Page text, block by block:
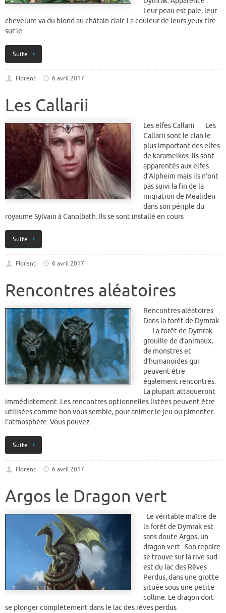
Leur peau est pale, leur
chevelure va du blond au châtain clair. La couleur de leurs yeux tire
sur le
Suite
Florent 6 avril 2017
Les Callarii
Les elfes Callarii Les
Callarii sont le clan le
plus important des elfes
de karameikos. Ils sont
apparentés aux elfes
d’Alpheim mais ils n’ont
pas suivi la fin de la
migration de Mealiden
dans son périple du
royaume Sylvain à Canolbath. Ils se sont installé en cours
Suite
Florent 6 avril 2017
Rencontres aléatoires
Rencontres aléatoires
Dans la forêt de Dymrak
La forêt de Dymrak
grouille de d’animaux,
de monstres et
d’humanoïdes qui
peuvent être
également rencontrés.
La plupart attaqueront
immédiatement. Les rencontres optionnelles listées peuvent être
utilisées comme bon vous semble, pour animer le jeu ou pimenter
l’atmosphère. Vous pouvez
Suite
Florent 6 avril 2017
Argos le Dragon vert
Le véritable maître de
la forêt de Dymrak est
sans doute Argos, un
dragon vert Son repaire
se trouve sur la rive sud-
est du lac des Rêves
Perdus, dans une grotte
située sous une petite
colline. Le dragon doit
se plonger complètement dans le lac des rêves perdus